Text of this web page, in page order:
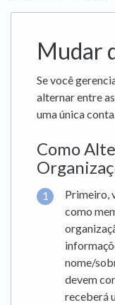
Mudar
Se você
alternar entre
uma única
Como
Primeiro,
como
nome/
devem
receberá